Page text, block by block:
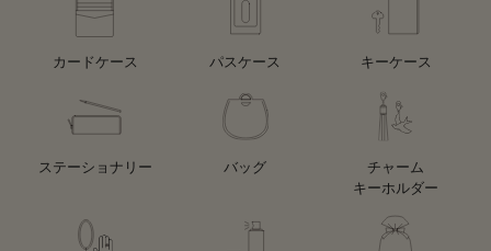
カードケース パスケース キーケース
ステーショナリー バッグ
チャーム
キーホルダー